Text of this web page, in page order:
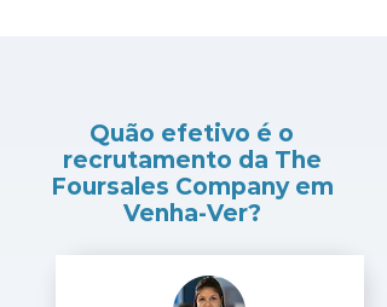
Quão efetivo é o
recrutamento da The
Foursales Company em
Venha-Ver?